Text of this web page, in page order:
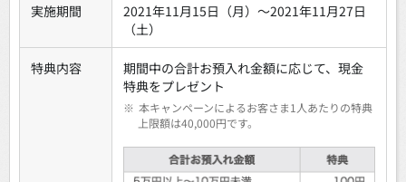
実施期間
2021年11月15日（月）～2021年11月27日
（土）
特典内容
期間中の合計お預入れ金額に応じて、現金
特典をプレゼント
※ 本キャンペーンによるお客さま1人あたりの特典
上限額は40,000円です。